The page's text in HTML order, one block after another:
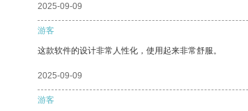
2025-09-09
游客
这款软件的设计非常人性化，使用起来非常舒服。
2025-09-09
游客